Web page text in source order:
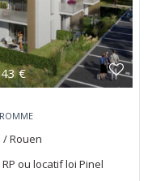
€
Rouen
ou locatif loi Pinel